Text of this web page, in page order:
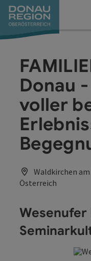
Zum Inhalt
Zur Navigation
Zum Seitenanfang
Zur Kontaktseite
Zum Impressum
Zur Startseite
Donau
voller
Waldkirchen
Österreich
Wesenufer